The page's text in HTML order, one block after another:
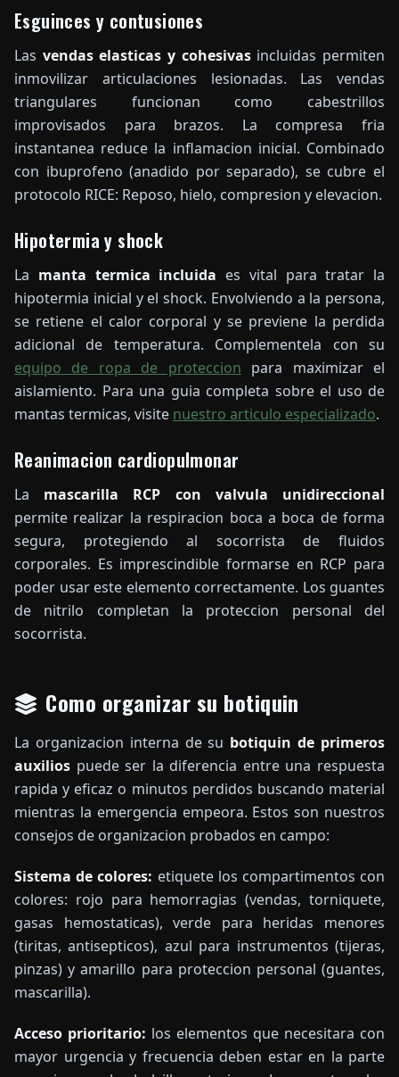
Esguinces y contusiones
Las vendas elasticas y cohesivasincluidas permiten
inmovilizar articulaciones lesionadas. Las vendas
triangulares funcionan como cabestrillos
improvisados para brazos. La compresa fria
instantanea reduce la inflamacion inicial. Combinado
con ibuprofeno (anadido por separado), se cubre el
protocolo RICE: Reposo, hielo, compresion y elevacion.
Hipotermia y shock
La manta termica incluida es vital para tratar la
hipotermia inicial y el shock. Envolviendo a la persona,
se retiene el calor corporal y se previene la perdida
adicional de temperatura. Complementela con su
equipo de ropa de proteccion para maximizar el
aislamiento. Para una guia completa sobre el uso de
mantas termicas, visite nuestro articulo especializado.
Reanimacion cardiopulmonar
La mascarilla RCP con valvula unidireccional
permite realizar la respiracion boca a boca de forma
segura, protegiendo al socorrista de fluidos
corporales. Es imprescindible formarse en RCP para
poder usar este elemento correctamente. Los guantes
de nitrilo completan la proteccion personal del
socorrista.
Como organizar su botiquin
La organizacion interna de su botiquin de primeros
auxilios puede ser la diferencia entre una respuesta
rapida y eficaz o minutos perdidos buscando material
mientras la emergencia empeora. Estos son nuestros
consejos de organizacion probados en campo:
Sistema de colores: etiquete los compartimentos con
colores: rojo para hemorragias (vendas, torniquete,
gasas hemostaticas), verde para heridas menores
(tiritas, antisepticos), azul para instrumentos (tijeras,
pinzas) y amarillo para proteccion personal (guantes,
mascarilla).
Acceso prioritario: los elementos que necesitara con
mayor urgencia y frecuencia deben estar en la parte